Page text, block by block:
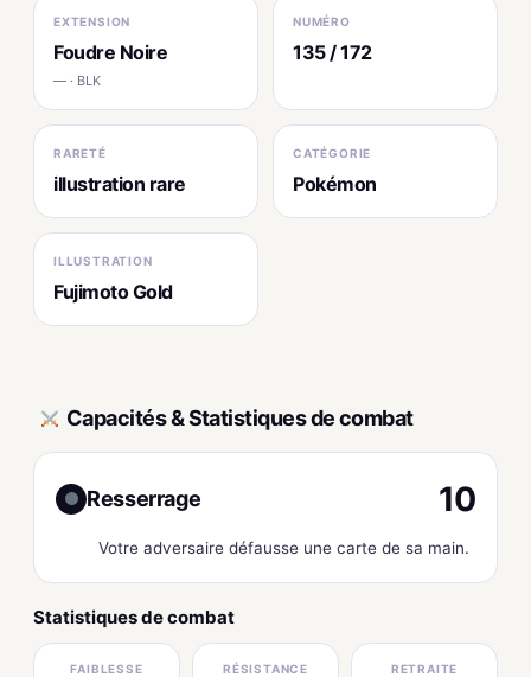
EXTENSION
Foudre Noire
— · BLK
NUMÉRO
135 / 172
RARETÉ
illustration rare
CATÉGORIE
Pokémon
ILLUSTRATION
Fujimoto Gold
Capacités & Statistiques de combat
Resserrage 10
Votre adversaire défausse une carte de sa main.
Statistiques de combat
FAIBLESSE RÉSISTANCE RETRAITE